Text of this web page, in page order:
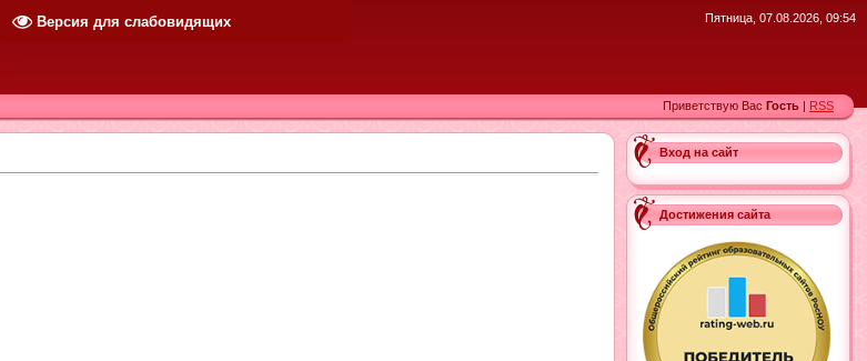
Версия для слабовидящих Пятница, 07.08.2026, 09:54
Приветствую Вас Гость | RSS
Вход на сайт
Достижения сайта